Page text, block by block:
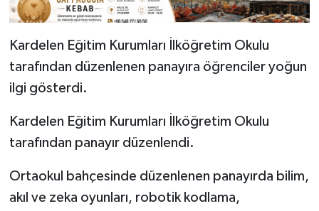
Kardelen Eğitim Kurumları İlköğretim Okulu
tarafından düzenlenen panayıra öğrenciler yoğun
ilgi gösterdi.
Kardelen Eğitim Kurumları İlköğretim Okulu
tarafından panayır düzenlendi.
Ortaokul bahçesinde düzenlenen panayırda bilim,
akıl ve zeka oyunları, robotik kodlama,